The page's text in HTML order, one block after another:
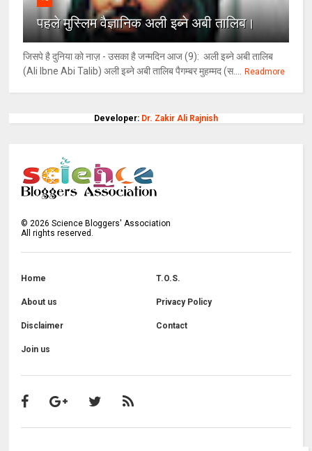
पहले मुस्लिम वैज्ञानिक अली इब्ने अबी तालिब।
जिसपे है दुनिया को नाज़ - उसका है जन्मदिन आज (9): अली इब्ने अबी तालिब
(Ali Ibne Abi Talib) अली इब्ने अबी तालिब पैगम्बर मुहम्मद (स....
Readmore
Developer: Dr. Zakir Ali Rajnish
©2026 Science Bloggers' Association
All rights reserved.
Home T.O.S.
About us Privacy Policy
Disclaimer Contact
Join us